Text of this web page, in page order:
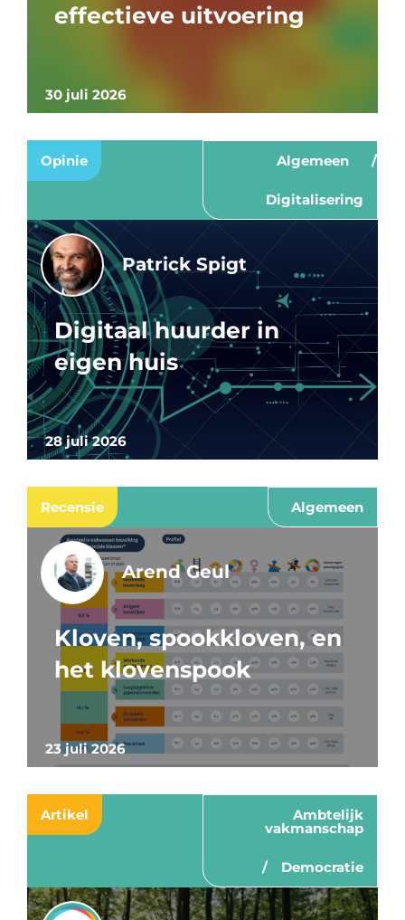
30 juli 2026
effectieve uitvoering
Opinie Algemeen
Digitalisering
28 juli 2026
Patrick Spigt
Digitaal huurder in
eigen huis
Recensie Algemeen
23 juli 2026
Arend Geul
Kloven, spookkloven, en
het klovenspook
Artikel Ambtelijk
vakmanschap
Democratie